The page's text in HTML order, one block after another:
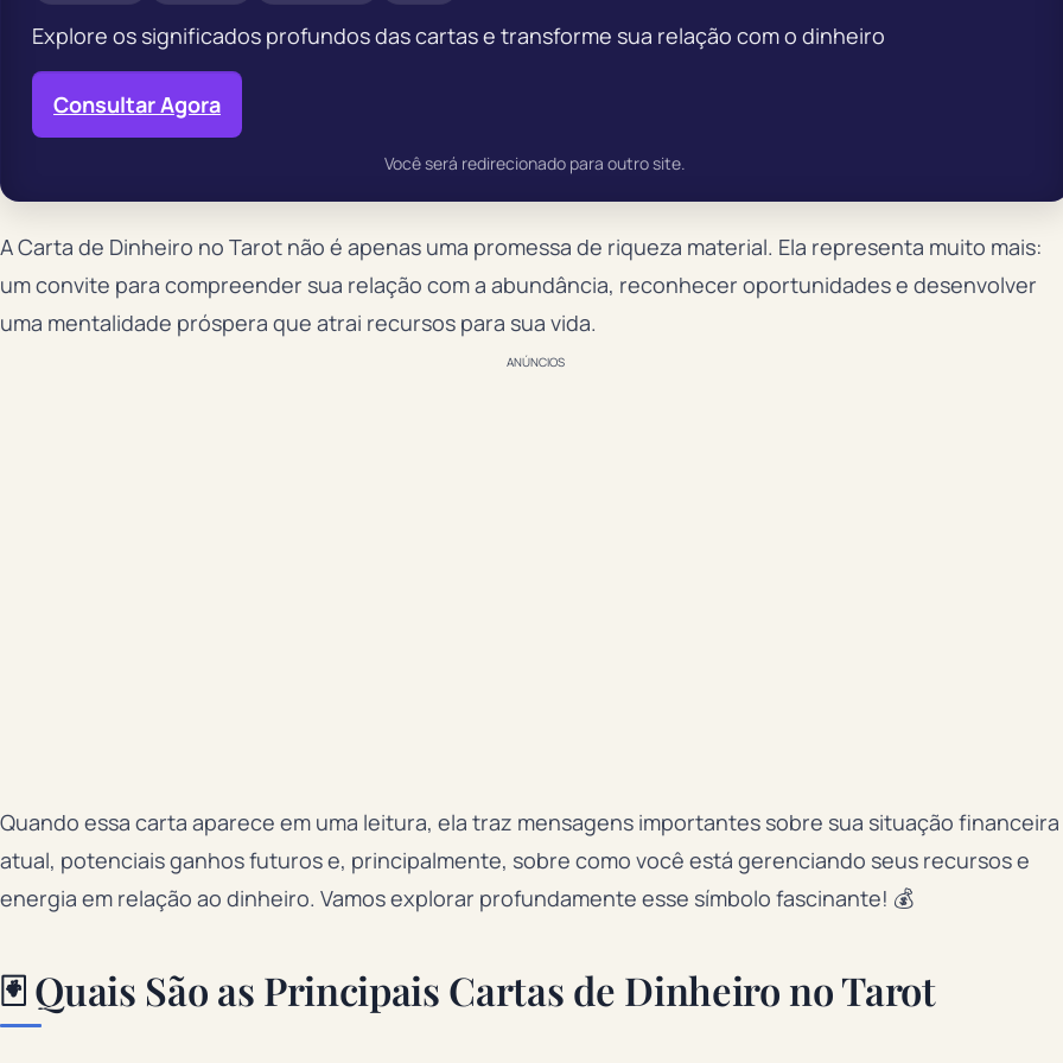
Explore os significados profundos das cartas e transforme sua relação com o dinheiro
Consultar Agora
Você será redirecionado para outro site.
A Carta de Dinheiro no Tarot não é apenas uma promessa de riqueza material. Ela representa muito mais:
um convite para compreender sua relação com a abundância, reconhecer oportunidades e desenvolver
uma mentalidade próspera que atrai recursos para sua vida.
ANÚNCIOS
Quando essa carta aparece em uma leitura, ela traz mensagens importantes sobre sua situação financeira
atual, potenciais ganhos futuros e, principalmente, sobre como você está gerenciando seus recursos e
energia em relação ao dinheiro. Vamos explorar profundamente esse símbolo fascinante! 💰
🃏 Quais São as Principais Cartas de Dinheiro no Tarot